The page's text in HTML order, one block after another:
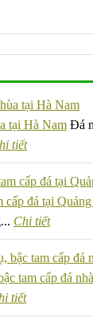
tại Hà Nam Đá
tiết
cấp đá tại
Chi tiết
tam cấp đá
tiết